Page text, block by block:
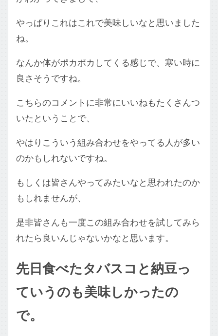
やっぱりこれはこれで美味しいなと思いました
ね。
なんか体がポカポカしてくる感じで、寒い時に
良さそうですね。
こちらのコメントに非常にいいねもたくさんつ
いたということで、
やはりこういう組み合わせをやってる人が多い
のかもしれないですね。
もしくは皆さんやってみたいなと思われたのか
もしれませんが、
是非皆さんも一度この組み合わせを試してみら
れたら良いんじゃないかなと思います。
先日食べたタバスコと納豆っ
ていうのも美味しかったの
で。